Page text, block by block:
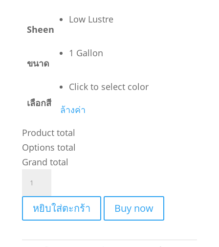
Sheen
Low Lustre
ขนาด
1 Gallon
เลือกสี
Click to select color
ล้างค่า
Product total
Options total
Grand total
ภายนอก
หยิบใส่ตะกร้า Buy now